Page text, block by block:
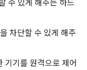
수 있게 해주는 하드
차단할 수 있게 해주
기를 원격으로 제어